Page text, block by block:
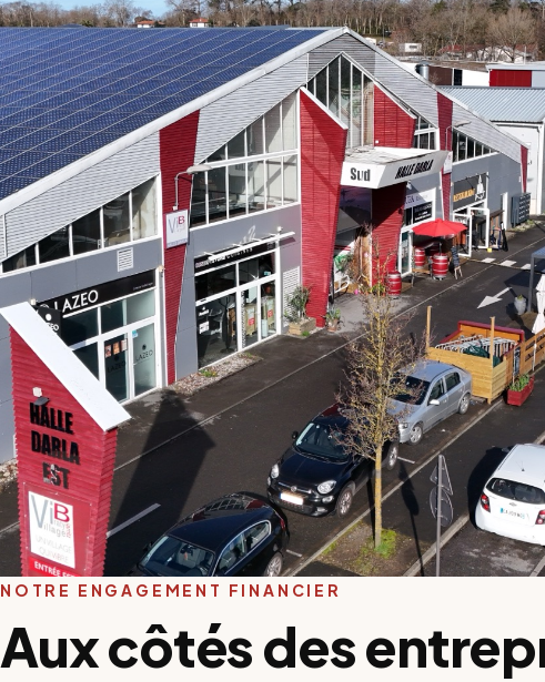
NOTRE ENGAGEMENT FINANCIER
Aux côtés des